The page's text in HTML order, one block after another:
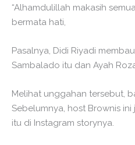
“Alhamdulillah makasih
bermata hati,
Pasalnya, Didi Riyadi
Sambalado itu dan Ayah
Melihat unggahan tersebut,
Sebelumnya, host Brownis
itu di Instagram storynya.